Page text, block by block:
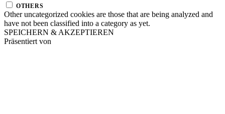
OTHERS
Other uncategorized cookies are those that are being analyzed and
have not been classified into a category as yet.
SPEICHERN & AKZEPTIEREN
Präsentiert von